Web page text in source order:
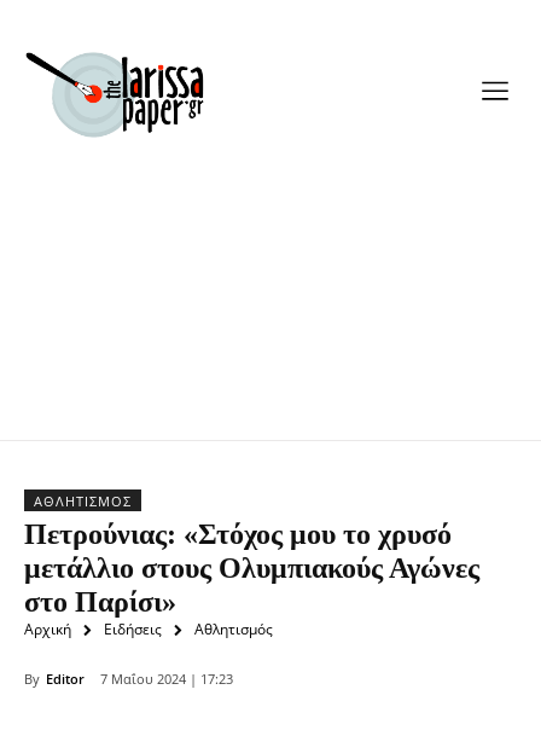
ΑΘΛΗΤΙΣΜΌΣ
Πετρούνιας: «Στόχος μου το χρυσό
μετάλλιο στους Ολυμπιακούς Αγώνες
στο Παρίσι»
Αρχική Ειδήσεις Αθλητισμός
By Editor 7 Μαΐου 2024 | 17:23